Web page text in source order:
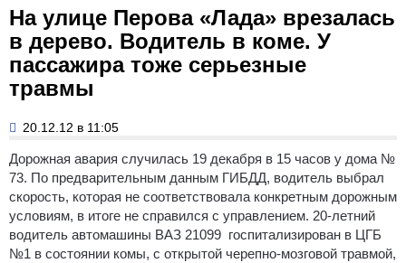
На улице Перова «Лада» врезалась
в дерево. Водитель в коме. У
пассажира тоже серьезные
травмы
20.12.12 в 11:05
Дорожная авария случилась 19 декабря в 15 часов у дома №
73. По предварительным данным ГИБДД, водитель выбрал
скорость, которая не соответствовала конкретным дорожным
условиям, в итоге не справился с управлением. 20-летний
водитель автомашины ВАЗ 21099 госпитализирован в ЦГБ
№1 в состоянии комы, с открытой черепно-мозговой травмой,